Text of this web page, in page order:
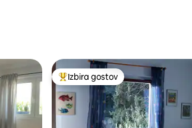
Najbolj priljubljena prenočišča z
Izbira gostov